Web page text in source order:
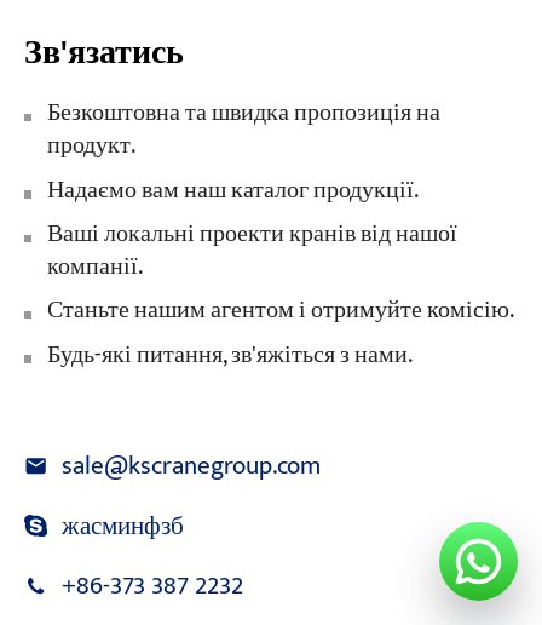
Зв'язатись
Безкоштовна та швидка пропозиція на
продукт.
Надаємо вам наш каталог продукції.
Ваші локальні проекти кранів від нашої
компанії.
Станьте нашим агентом і отримуйте комісію.
Будь-які питання, зв'яжіться з нами.
sale@kscranegroup.com
жасминфзб
+86-373 387 2232